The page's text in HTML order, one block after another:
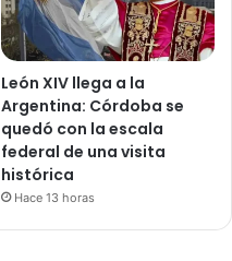
León XIV llega a la
Argentina: Córdoba se
quedó con la escala
federal de una visita
histórica
Hace 13 horas